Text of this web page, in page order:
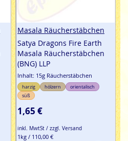
Masala Räucherstäbchen
Satya Dragons Fire Earth
Masala Räucherstäbchen
(BNG) LLP
Inhalt: 15g Räucherstäbchen
harzig hölzern
orientalisch
süß
1,65 €
inkl. MwtSt / zzgl. Versand
1kg / 110,00 €